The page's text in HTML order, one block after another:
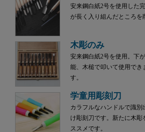
安来鋼白紙2号を使用した
が長く入り組んだところを
木彫のみ
安来鋼白紙2号を使用。下
能、木槌で叩いて使用でき
す。
学童用彫刻刀
カラフルなハンドルで識別
け彫刻刀です。新たに木
ススメです。